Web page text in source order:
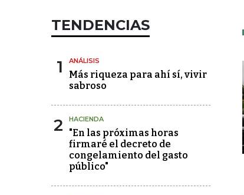
TENDENCIAS
1 ANÁLISIS
Más riqueza para ahí sí, vivir
sabroso
2 HACIENDA
"En las próximas horas
firmaré el decreto de
congelamiento del gasto
público"